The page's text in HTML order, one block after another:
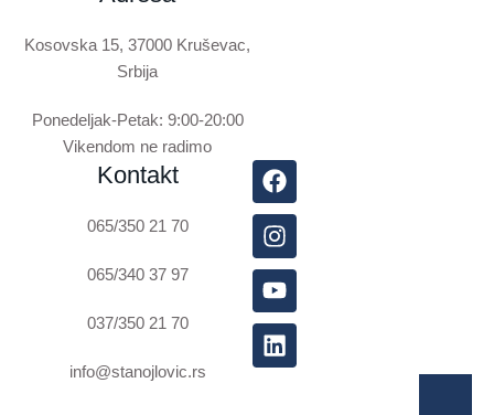
Kosovska 15, 37000 Kruševac,
Srbija
Ponedeljak-Petak: 9:00-20:00
Vikendom ne radimo
Kontakt
065/350 21 70
065/340 37 97
037/350 21 70
info@stanojlovic.rs